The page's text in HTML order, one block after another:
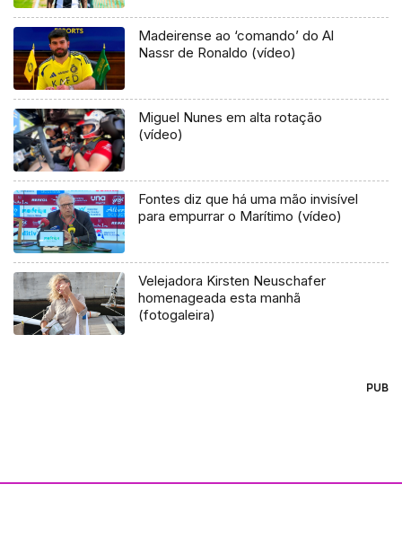
Madeirense ao ‘comando’ do Al
Nassr de Ronaldo (vídeo)
Miguel Nunes em alta rotação
(vídeo)
Fontes diz que há uma mão invisível
para empurrar o Marítimo (vídeo)
Velejadora Kirsten Neuschafer
homenageada esta manhã
(fotogaleira)
PUB